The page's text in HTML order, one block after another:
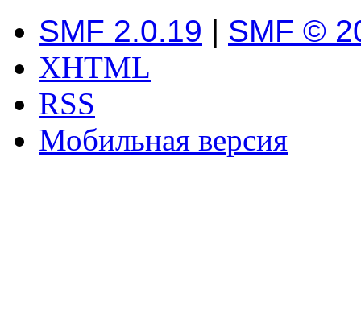
SMF 2.0.19 | SMF ©
XHTML
RSS
Мобильная версия